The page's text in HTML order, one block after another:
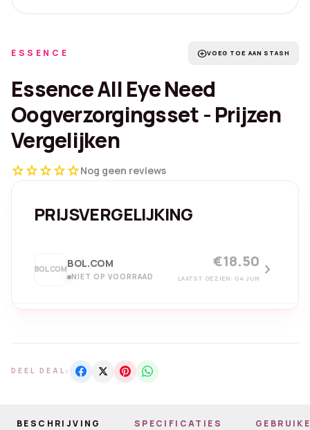
ESSENCE add_circleVOEG TOE AAN STASH
Essence All Eye Need
Oogverzorgingsset - Prijzen
Vergelijken
starstarstarstarstarNog geen reviews
PRIJSVERGELIJKING
BOL.COMBOL.COM
NIET OP VOORRAAD
€18.50
LAATST GEZIEN: 04 JUN chevron_right
DEEL DEAL:
BESCHRIJVING SPECIFICATIES